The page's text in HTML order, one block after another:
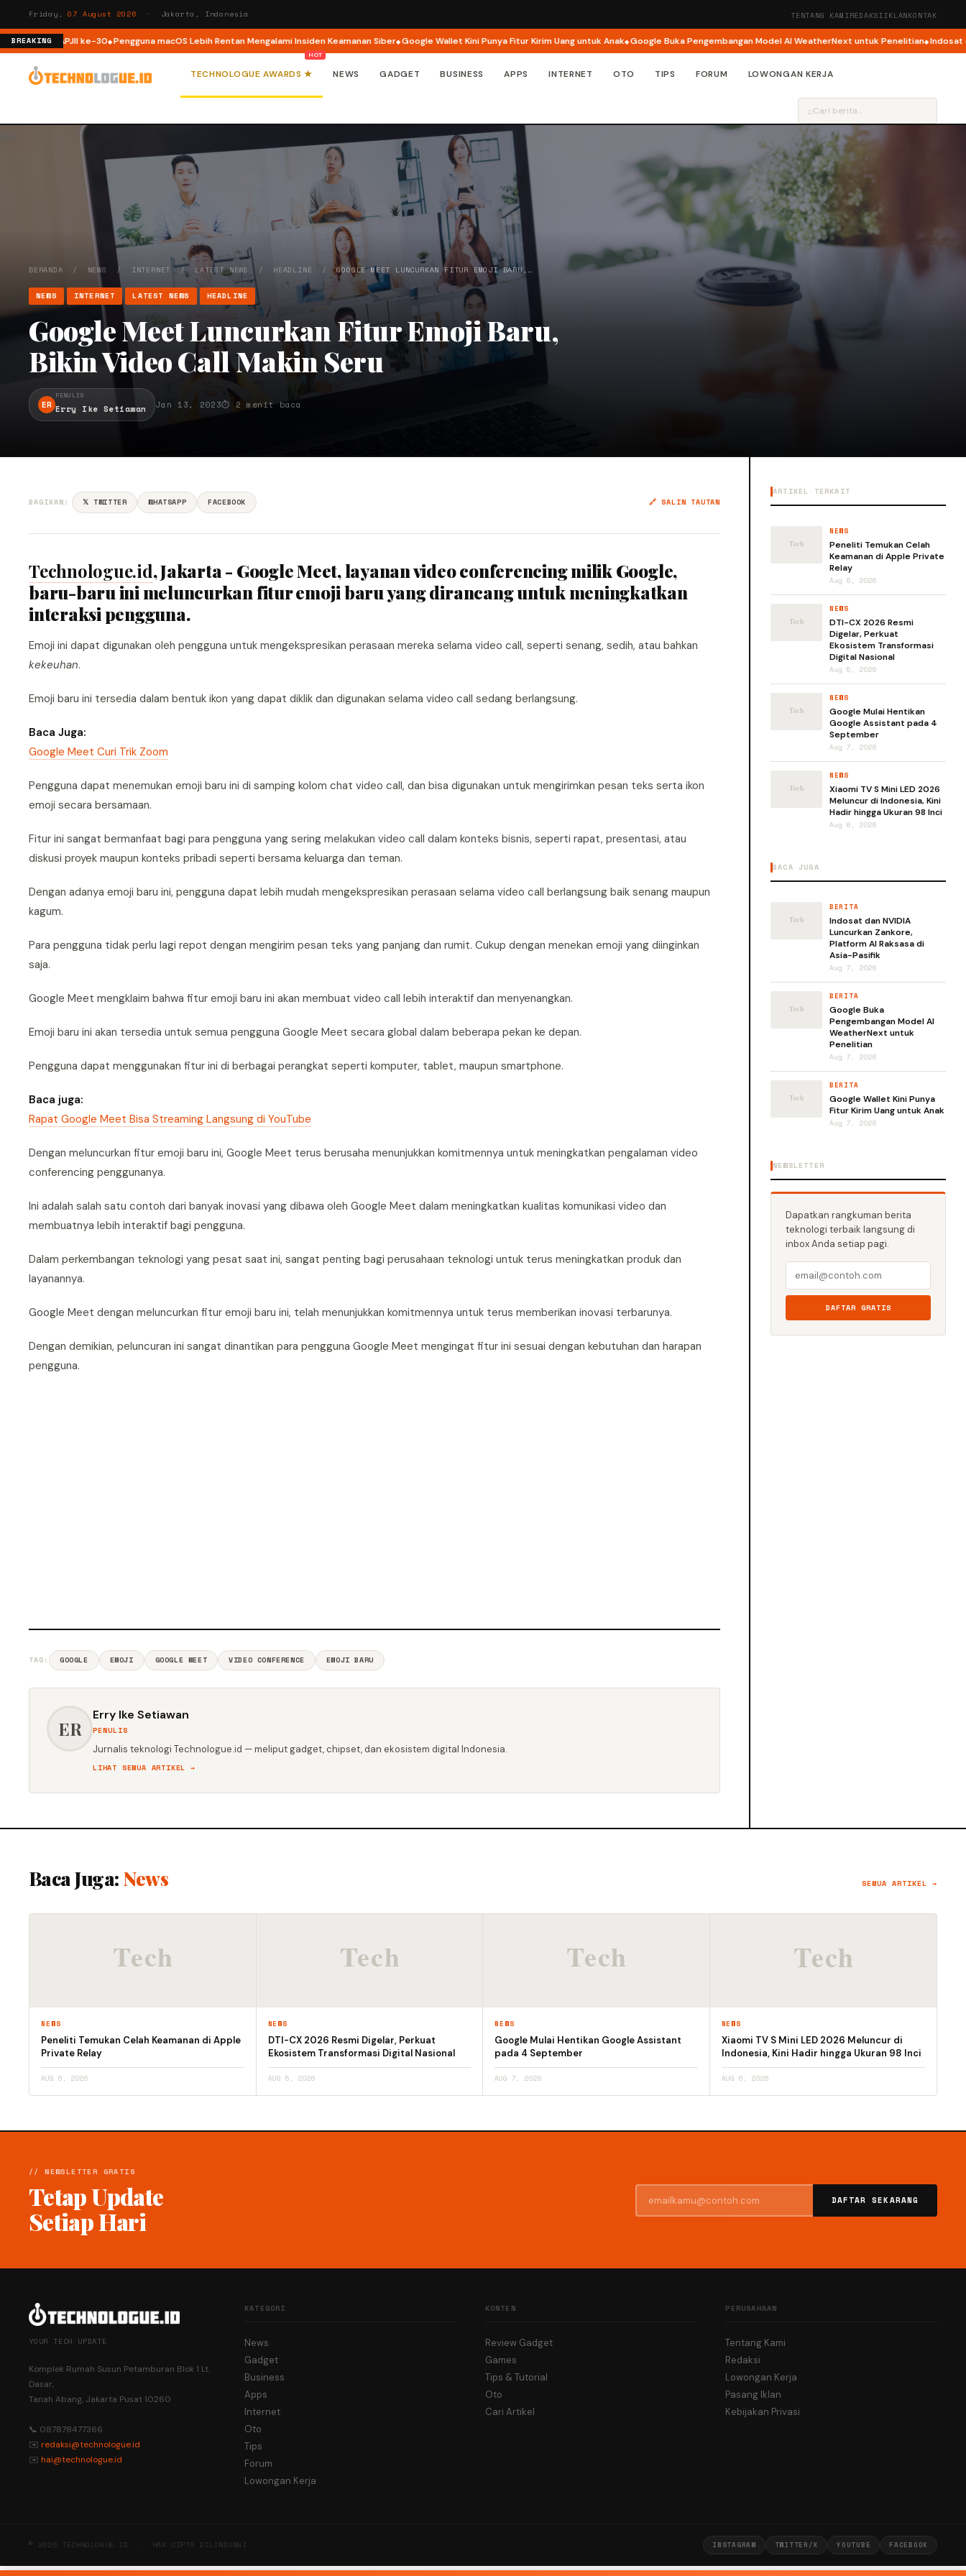
Friday,07 August 2026 · Jakarta, Indonesia TENTANG KAMIREDAKSIIKLANKONTAK
BREAKING
APJII ke-30 Pengguna macOS Lebih Rentan Mengalami Insiden Keamanan Siber Google Wallet Kini Punya Fitur Kirim Uang untuk Anak Google Buka Pengembangan Model AI WeatherNext untuk Penelitian Indosat dan
TECHNOLOGUE AWARDS ★ NEWS GADGET BUSINESS APPS INTERNET OTO TIPS FORUM LOWONGAN KERJA
⌕
BERANDA / NEWS / INTERNET / LATEST NEWS / HEADLINE /GOOGLE MEET LUNCURKAN FITUR EMOJI BARU,…
NEWS INTERNET LATEST NEWS HEADLINE
Google Meet Luncurkan Fitur Emoji Baru,
Bikin Video Call Makin Seru
ER
PENULIS
Erry Ike Setiawan Jan 13, 2023⏱ 2 menit baca
BAGIKAN: 𝕏 TWITTER WHATSAPP FACEBOOK 🔗 SALIN TAUTAN
Technologue.id, Jakarta - Google Meet, layanan video conferencing milik Google,
baru-baru ini meluncurkan fitur emoji baru yang dirancang untuk meningkatkan
interaksi pengguna.
Emoji ini dapat digunakan oleh pengguna untuk mengekspresikan perasaan mereka selama video call, seperti senang, sedih, atau bahkan
kekeuhan.
Emoji baru ini tersedia dalam bentuk ikon yang dapat diklik dan digunakan selama video call sedang berlangsung.
Baca Juga:
Google Meet Curi Trik Zoom
Pengguna dapat menemukan emoji baru ini di samping kolom chat video call, dan bisa digunakan untuk mengirimkan pesan teks serta ikon
emoji secara bersamaan.
Fitur ini sangat bermanfaat bagi para pengguna yang sering melakukan video call dalam konteks bisnis, seperti rapat, presentasi, atau
diskusi proyek maupun konteks pribadi seperti bersama keluarga dan teman.
Dengan adanya emoji baru ini, pengguna dapat lebih mudah mengekspresikan perasaan selama video call berlangsung baik senang maupun
kagum.
Para pengguna tidak perlu lagi repot dengan mengirim pesan teks yang panjang dan rumit. Cukup dengan menekan emoji yang diinginkan
saja.
Google Meet mengklaim bahwa fitur emoji baru ini akan membuat video call lebih interaktif dan menyenangkan.
Emoji baru ini akan tersedia untuk semua pengguna Google Meet secara global dalam beberapa pekan ke depan.
Pengguna dapat menggunakan fitur ini di berbagai perangkat seperti komputer, tablet, maupun smartphone.
Baca juga:
Rapat Google Meet Bisa Streaming Langsung di YouTube
Dengan meluncurkan fitur emoji baru ini, Google Meet terus berusaha menunjukkan komitmennya untuk meningkatkan pengalaman video
conferencing penggunanya.
Ini adalah salah satu contoh dari banyak inovasi yang dibawa oleh Google Meet dalam meningkatkan kualitas komunikasi video dan
membuatnya lebih interaktif bagi pengguna.
Dalam perkembangan teknologi yang pesat saat ini, sangat penting bagi perusahaan teknologi untuk terus meningkatkan produk dan
layanannya.
Google Meet dengan meluncurkan fitur emoji baru ini, telah menunjukkan komitmennya untuk terus memberikan inovasi terbarunya.
Dengan demikian, peluncuran ini sangat dinantikan para pengguna Google Meet mengingat fitur ini sesuai dengan kebutuhan dan harapan
pengguna.
TAG: GOOGLE EMOJI GOOGLE MEET VIDEO CONFERENCE EMOJI BARU
ER
Erry Ike Setiawan
PENULIS
Jurnalis teknologi Technologue.id — meliput gadget, chipset, dan ekosistem digital Indonesia.
LIHAT SEMUA ARTIKEL →
ARTIKEL TERKAIT
NEWS
Peneliti Temukan Celah
Keamanan di Apple Private
Relay
Aug 6, 2026
NEWS
DTI-CX 2026 Resmi
Digelar, Perkuat
Ekosistem Transformasi
Digital Nasional
Aug 5, 2026
NEWS
Google Mulai Hentikan
Google Assistant pada 4
September
Aug 7, 2026
NEWS
Xiaomi TV S Mini LED 2026
Meluncur di Indonesia, Kini
Hadir hingga Ukuran 98 Inci
Aug 6, 2026
BACA JUGA
BERITA
Indosat dan NVIDIA
Luncurkan Zankore,
Platform AI Raksasa di
Asia-Pasifik
Aug 7, 2026
BERITA
Google Buka
Pengembangan Model AI
WeatherNext untuk
Penelitian
Aug 7, 2026
BERITA
Google Wallet Kini Punya
Fitur Kirim Uang untuk Anak
Aug 7, 2026
NEWSLETTER
Dapatkan rangkuman berita
teknologi terbaik langsung di
inbox Anda setiap pagi.
DAFTAR GRATIS
Baca Juga: News SEMUA ARTIKEL →
NEWS
Peneliti Temukan Celah Keamanan di Apple
Private Relay
AUG 6, 2026
NEWS
DTI-CX 2026 Resmi Digelar, Perkuat
Ekosistem Transformasi Digital Nasional
AUG 5, 2026
NEWS
Google Mulai Hentikan Google Assistant
pada 4 September
AUG 7, 2026
NEWS
Xiaomi TV S Mini LED 2026 Meluncur di
Indonesia, Kini Hadir hingga Ukuran 98 Inci
AUG 6, 2026
// NEWSLETTER GRATIS
Tetap Update
Setiap Hari
DAFTAR SEKARANG
YOUR TECH UPDATE
Komplek Rumah Susun Petamburan Blok 1 Lt.
Dasar,
Tanah Abang, Jakarta Pusat 10260
📞 087878477366
✉️ redaksi@technologue.id
✉️ hai@technologue.id
KATEGORI
News
Gadget
Business
Apps
Internet
Oto
Tips
Forum
Lowongan Kerja
KONTEN
Review Gadget
Games
Tips & Tutorial
Oto
Cari Artikel
PERUSAHAAN
Tentang Kami
Redaksi
Lowongan Kerja
Pasang Iklan
Kebijakan Privasi
© 2026 TECHNOLOGUE.ID · HAK CIPTA DILINDUNGI INSTAGRAM TWITTER/X YOUTUBE FACEBOOK